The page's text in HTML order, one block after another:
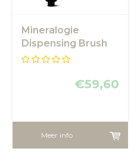
Mineralogie
Dispensing Brush
Foundation - Agate
€59,60
Meer info